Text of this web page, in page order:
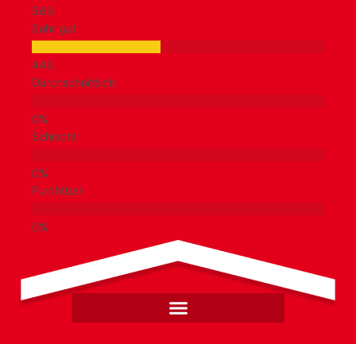
Sehr gut
Durchschnittlich
Schlecht
Furchtbar